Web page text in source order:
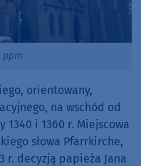
ppm
orientowany,
na wschód od
1340 i 1360 r. Miejscowa
słowa Pfarrkirche,
r. decyzją papieża Jana